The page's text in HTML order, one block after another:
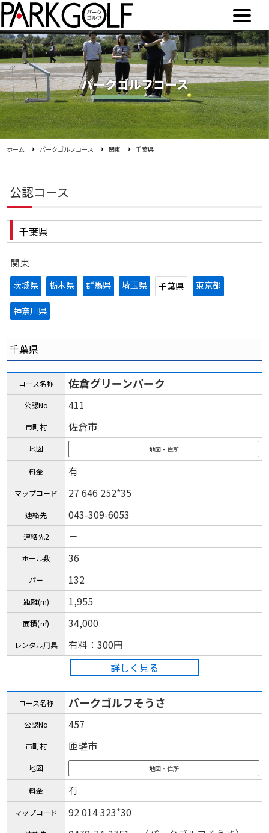
パークゴルフコース
ホーム パークゴルフコース 関東 千葉県
公認コース
千葉県
関東
茨城県 栃木県 群馬県 埼玉県 千葉県 東京都
神奈川県
千葉県
コース名称 佐倉グリーンパーク
公認No 411
市町村 佐倉市
地図 地図・住所
料金 有
マップコード 27 646 252*35
連絡先 043-309-6053
連絡先2 －
ホール数 36
パー 132
距離(m) 1,955
面積(㎡) 34,000
レンタル用具
有料：300円
詳しく見る
コース名称 パークゴルフそうさ
公認No 457
市町村 匝瑳市
地図 地図・住所
料金 有
マップコード 92 014 323*30